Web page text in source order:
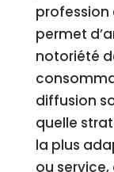
profession
permet
notoriété
diffusion
quelle
la plus
ou